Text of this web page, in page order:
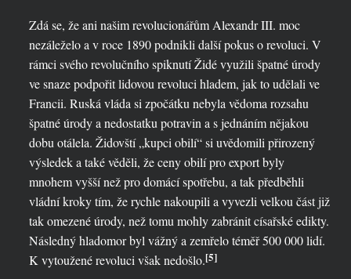
Zdá se, že ani našim revolucionářům Alexandr III. moc
nezáleželo a v roce 1890 podnikli další pokus o revoluci. V
rámci svého revolučního spiknutí Židé využili špatné úrody
ve snaze podpořit lidovou revoluci hladem, jak to udělali ve
Francii. Ruská vláda si zpočátku nebyla vědoma rozsahu
špatné úrody a nedostatku potravin a s jednáním nějakou
dobu otálela. Židovští „kupci obilí“ si uvědomili přirozený
výsledek a také věděli, že ceny obilí pro export byly
mnohem vyšší než pro domácí spotřebu, a tak předběhli
vládní kroky tím, že rychle nakoupili a vyvezli velkou část již
tak omezené úrody, než tomu mohly zabránit císařské edikty.
Následný hladomor byl vážný a zemřelo téměř 500 000 lidí.
K vytoužené revoluci však nedošlo.[5]